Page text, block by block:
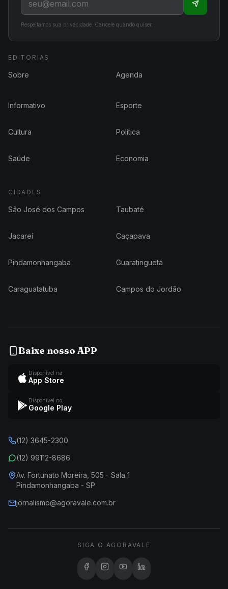
Respeitamos sua privacidade. Cancele quando quiser.
EDITORIAS
Sobre Agenda
Informativo Esporte
Cultura Política
Saúde Economia
CIDADES
São José dos Campos Taubaté
Jacareí Caçapava
Pindamonhangaba Guaratinguetá
Caraguatatuba Campos do Jordão
Baixe nosso APP
Disponível na
App Store
Disponível no
Google Play
(12) 3645-2300
(12) 99112-8686
Av. Fortunato Moreira, 505 - Sala 1
Pindamonhangaba - SP
jornalismo@agoravale.com.br
SIGA O AGORAVALE